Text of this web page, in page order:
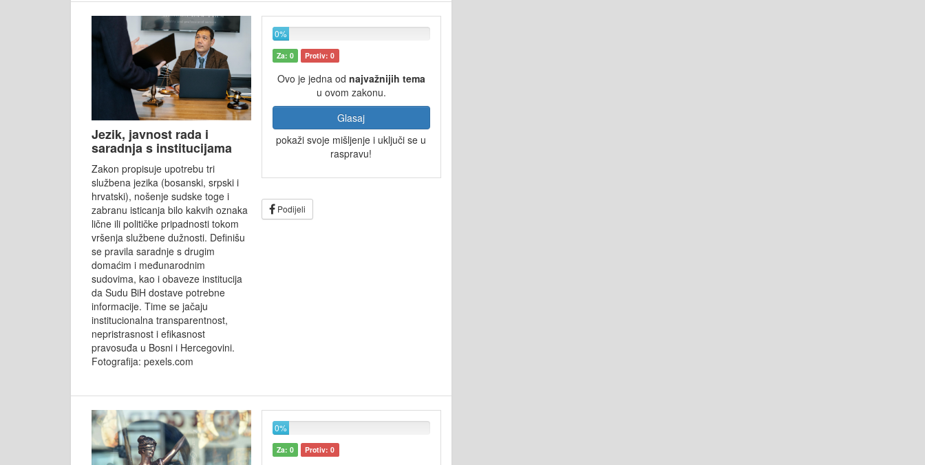
Jezik, javnost rada i
saradnja s institucijama
Zakon propisuje upotrebu tri
službena jezika (bosanski, srpski i
hrvatski), nošenje sudske toge i
zabranu isticanja bilo kakvih oznaka
lične ili političke pripadnosti tokom
vršenja službene dužnosti. Definišu
se pravila saradnje s drugim
domaćim i međunarodnim
sudovima, kao i obaveze institucija
da Sudu BiH dostave potrebne
informacije. Time se jačaju
institucionalna transparentnost,
nepristrasnost i efikasnost
pravosuđa u Bosni i Hercegovini.
Fotografija: pexels.com
0%
Za: 0 Protiv: 0
Ovo je jedna od najvažnijih tema
u ovom zakonu.
Glasaj
pokaži svoje mišljenje i uključi se u
raspravu!
Podijeli
0%
Za: 0 Protiv: 0